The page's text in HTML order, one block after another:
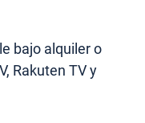
bajo alquiler o
Rakuten TV y